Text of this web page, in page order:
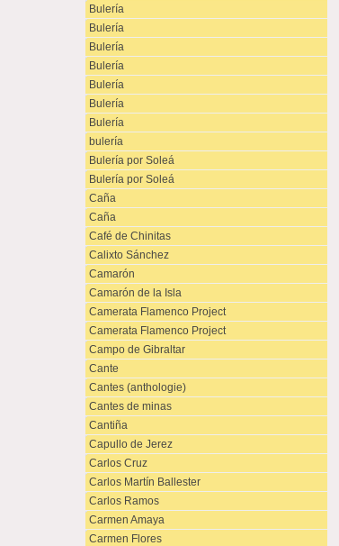
Bulería
Bulería
Bulería
Bulería
Bulería
Bulería
Bulería
bulería
Bulería por Soleá
Bulería por Soleá
Caña
Caña
Café de Chinitas
Calixto Sánchez
Camarón
Camarón de la Isla
Camerata Flamenco Project
Camerata Flamenco Project
Campo de Gibraltar
Cante
Cantes (anthologie)
Cantes de minas
Cantiña
Capullo de Jerez
Carlos Cruz
Carlos Martín Ballester
Carlos Ramos
Carmen Amaya
Carmen Flores